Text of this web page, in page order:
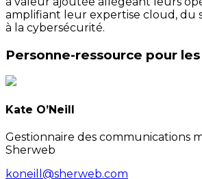
amplifiant leur expertise cloud, du
à la cybersécurité.
Personne-ressource pour
Kate O’Neill
Gestionnaire des communications
Sherweb
koneill@sherweb.com